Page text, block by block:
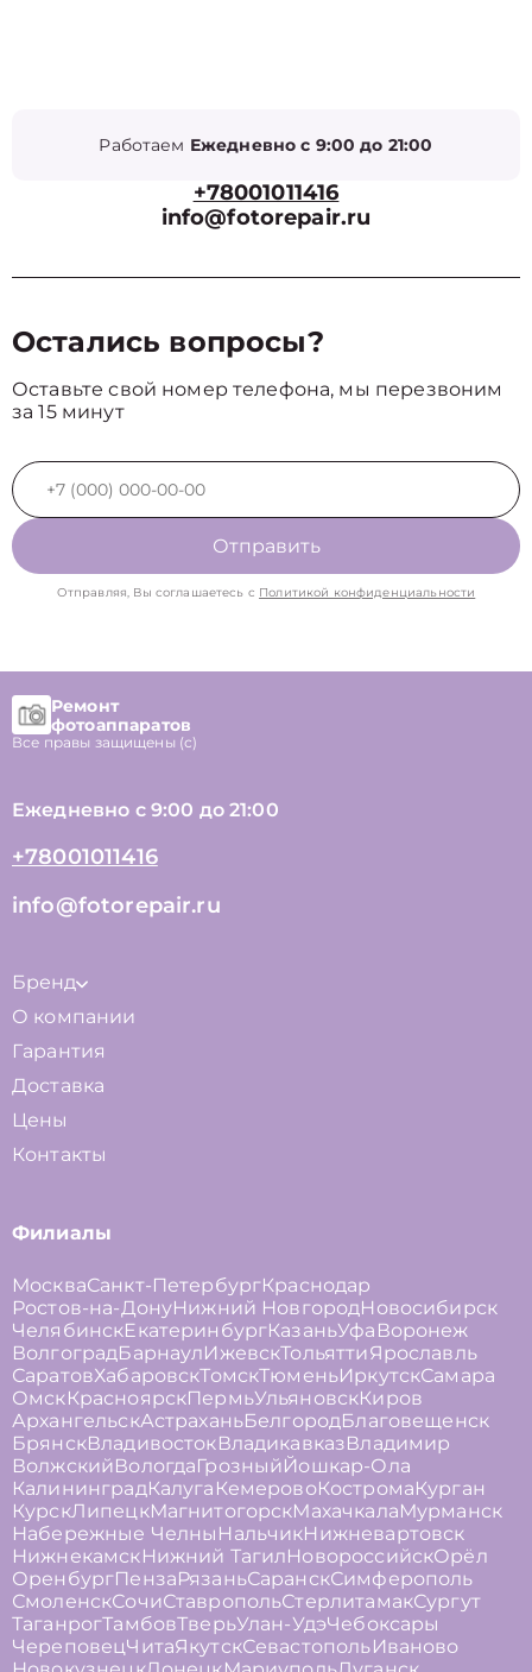
Работаем Ежедневно с 9:00 до 21:00
+78001011416
info@fotorepair.ru
Остались вопросы?
Оставьте свой номер телефона, мы перезвоним
за 15 минут
Отправить
Отправляя, Вы соглашаетесь с Политикой конфиденциальности
Ремонт
фотоаппаратов
Все правы защищены (с)
Ежедневно с 9:00 до 21:00
+78001011416
info@fotorepair.ru
Бренд
О компании
Гарантия
Доставка
Цены
Контакты
Филиалы
МоскваСанкт-ПетербургКраснодар
Ростов-на-ДонуНижний НовгородНовосибирск
ЧелябинскЕкатеринбургКазаньУфа Воронеж
ВолгоградБарнаулИжевскТольяттиЯрославль
СаратовХабаровскТомскТюменьИркутскСамара
ОмскКрасноярскПермьУльяновскКиров
АрхангельскАстраханьБелгородБлаговещенск
БрянскВладивостокВладикавказВладимир
ВолжскийВологдаГрозныйЙошкар-Ола
КалининградКалуга КемеровоКостромаКурган
КурскЛипецкМагнитогорскМахачкалаМурманск
Набережные Челны НальчикНижневартовск
НижнекамскНижний ТагилНовороссийскОрёл
ОренбургПензаРязаньСаранскСимферополь
СмоленскСочиСтавропольСтерлитамакСургут
ТаганрогТамбовТверьУлан-УдэЧебоксары
ЧереповецЧитаЯкутскСевастопольИваново